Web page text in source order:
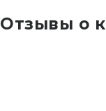
Отзывы о